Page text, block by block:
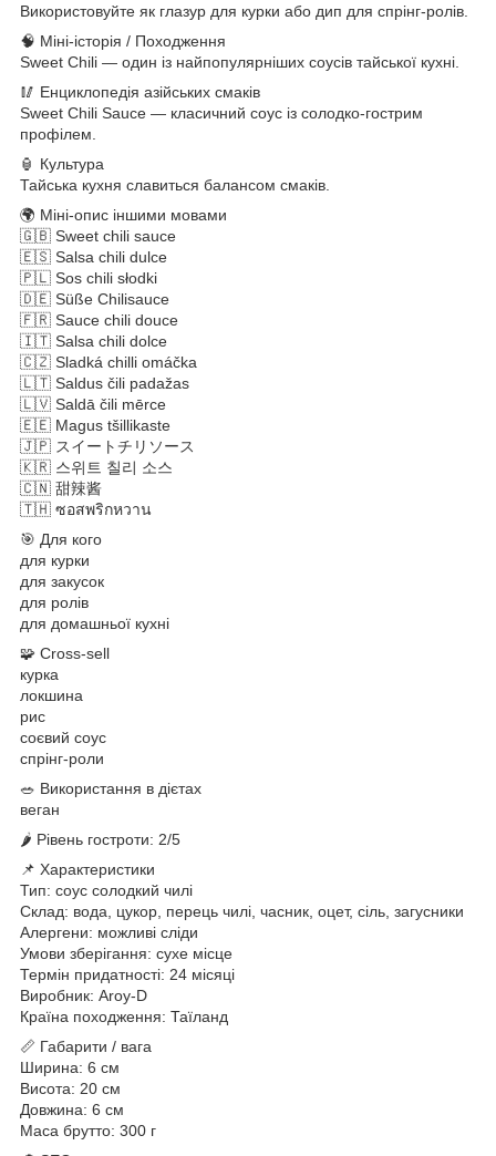
Використовуйте як глазур для курки або дип для спрінг-ролів.
🧠 Міні-історія / Походження
Sweet Chili — один із найпопулярніших соусів тайської кухні.
🥢 Енциклопедія азійських смаків
Sweet Chili Sauce — класичний соус із солодко-гострим
профілем.
🏮 Культура
Тайська кухня славиться балансом смаків.
🌍 Міні-опис іншими мовами
🇬🇧 Sweet chili sauce
🇪🇸 Salsa chili dulce
🇵🇱 Sos chili słodki
🇩🇪 Süße Chilisauce
🇫🇷 Sauce chili douce
🇮🇹 Salsa chili dolce
🇨🇿 Sladká chilli omáčka
🇱🇹 Saldus čili padažas
🇱🇻 Saldā čili mērce
🇪🇪 Magus tšillikaste
🇯🇵 スイートチリソース
🇰🇷 스위트 칠리 소스
🇨🇳 甜辣酱
🇹🇭 ซอสพริกหวาน
🎯 Для кого
для курки
для закусок
для ролів
для домашньої кухні
🧩 Cross-sell
курка
локшина
рис
соєвий соус
спрінг-роли
🥗 Використання в дієтах
веган
🌶 Рівень гостроти: 2/5
📌 Характеристики
Тип: соус солодкий чилі
Склад: вода, цукор, перець чилі, часник, оцет, сіль, загусники
Алергени: можливі сліди
Умови зберігання: сухе місце
Термін придатності: 24 місяці
Виробник: Aroy-D
Країна походження: Таїланд
📏 Габарити / вага
Ширина: 6 см
Висота: 20 см
Довжина: 6 см
Маса брутто: 300 г